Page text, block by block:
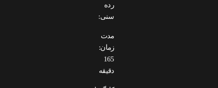
رده
سنی:
مدت
زمان:
165
دقیقه